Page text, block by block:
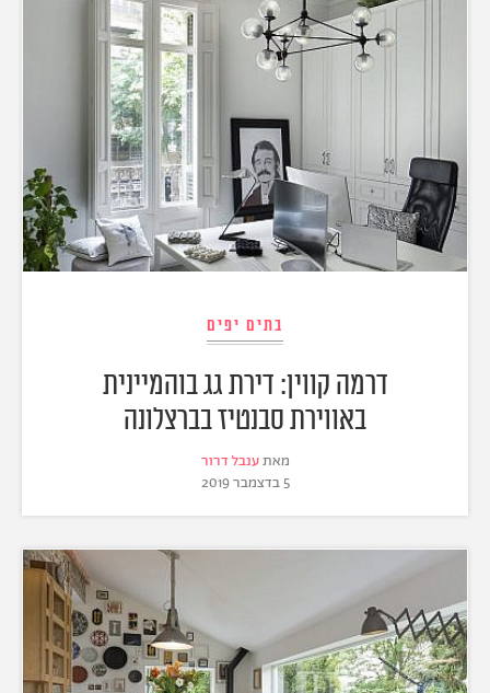
בתים יפים
דרמה קווין: דירת גג בוהמיינית
באווירת סבנטיז בברצלונה
מאתענבל דרור
5 בדצמבר 2019